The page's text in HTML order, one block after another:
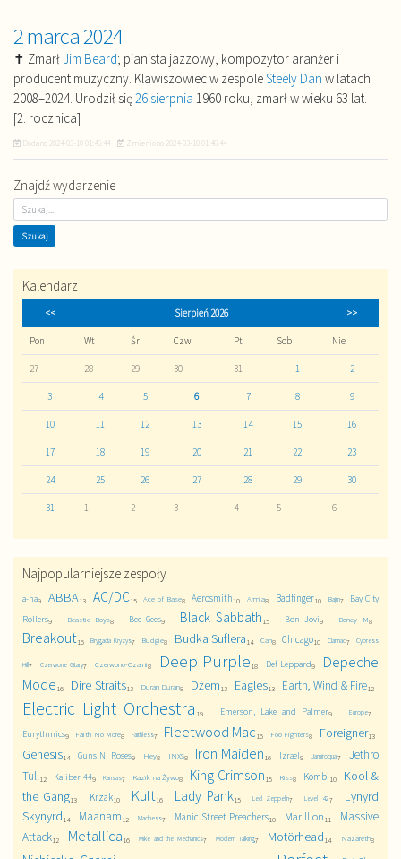
2 marca 2024
✝ Zmarł Jim Beard; pianista jazzowy, kompozytor aranżer i
producent muzyczny. Klawiszowiec w zespoleSteely Dan w latach
2008–2024. Urodził się26 sierpnia 1960 roku, zmarł w wieku 63 lat.
[2. rocznica]
Dodano 2024-03-10 01:46:44 Zmieniono 2024-03-10 01:46:44
Znajdź wydarzenie
Kalendarz
<< Sierpień 2026 >>
Pon Wt Śr Czw Pt Sob Nie
27 28 29 30 31 1 2
3 4 5 6 7 8 9
10 11 12 13 14 15 16
17 18 19 20 21 22 23
24 25 26 27 28 29 30
31 1 2 3 4 5 6
Najpopularniejsze zespoły
a-ha9 ABBA13 AC/DC15 Ace of Base8 Aerosmith 10 Armia8 Badfinger10 Bajm7
Bay City
Rollers9 Beastie Boys8 Bee Gees9 Black Sabbath 15 Bon Jovi9 Boney M8
Breakout16 Brygada Kryzys7 Budgie8 Budka Suflera 14 Can8 Chicago10 Clannad7 Cypress
Hill7 Czerwone Gitary7 Czerwono-Czarni8 Deep Purple 18 Def Leppard9
Depeche
Mode 16 Dire Straits13 Duran Duran8 Dżem 13 Eagles13 Earth, Wind & Fire12
Electric Light Orchestra 19 Emerson, Lake and Palmer9 Europe7
Eurythmics9 Faith No More8 Faithless7 Fleetwood Mac 16 Foo Fighters8 Foreigner13
Genesis14 Guns N' Roses9 Hey8 INXS8 Iron Maiden 16 Izrael9 Jamiroquai7
Jethro
Tull12 Kaliber 449 Kansas7 Kazik na Żywo8 King Crimson 15 Kiss8 Kombi 10
Kool &
the Gang13 Krzak10 Kult16 Lady Pank15 Led Zeppelin7 Level 427
Lynyrd
Skynyrd 14 Maanam 12 Madness7 Manic Street Preachers10 Marillion 11
Massive
Attack12 Metallica 16 Mike and the Mechanics7 Modern Talking7 Motörhead 14 Nazareth8